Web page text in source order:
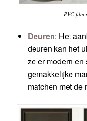
PVC-film
Deuren: Het
deuren kan het
ze er modern en
gemakkelijke
matchen met de